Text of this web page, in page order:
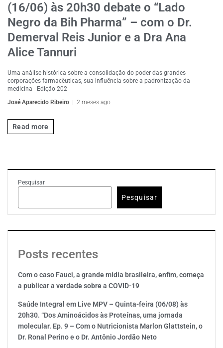
(16/06) às 20h30 debate o “Lado
Negro da Bih Pharma” – com o Dr.
Demerval Reis Junior e a Dra Ana
Alice Tannuri
Uma análise histórica sobre a consolidação do poder das grandes
corporações farmacêuticas, sua influência sobre a padronização da
medicina - Edição 202
José Aparecido Ribeiro
2 meses ago
Read more
Pesquisar
Pesquisar
Posts recentes
Com o caso Fauci, a grande mídia brasileira, enfim, começa
a publicar a verdade sobre a COVID-19
Saúde Integral em Live MPV – Quinta-feira (06/08) às
20h30. “Dos Aminoácidos às Proteínas, uma jornada
molecular. Ep. 9 – Com o Nutricionista Marlon Glattstein, o
Dr. Ronal Perino e o Dr. Antônio Jordão Neto